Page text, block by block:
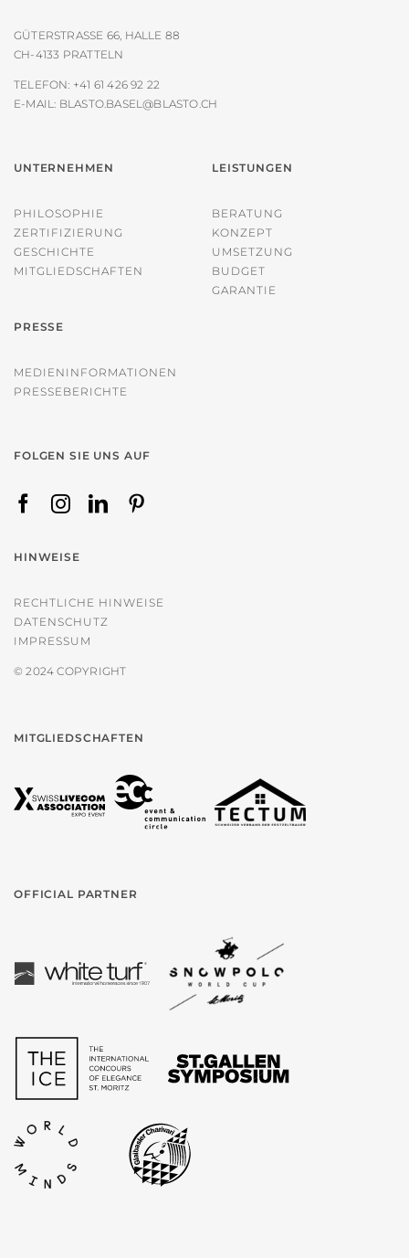
GÜTERSTRASSE 66, HALLE 88
CH-4133 PRATTELN
TELEFON: +41 61 426 92 22
E-MAIL: BLASTO.BASEL@BLASTO.CH
UNTERNEHMEN
PHILOSOPHIE
ZERTIFIZIERUNG
GESCHICHTE
MITGLIEDSCHAFTEN
LEISTUNGEN
BERATUNG
KONZEPT
UMSETZUNG
BUDGET
GARANTIE
PRESSE
MEDIENINFORMATIONEN
PRESSEBERICHTE
FOLGEN SIE UNS AUF
HINWEISE
RECHTLICHE HINWEISE
DATENSCHUTZ
IMPRESSUM
© 2024 COPYRIGHT
MITGLIEDSCHAFTEN
OFFICIAL PARTNER